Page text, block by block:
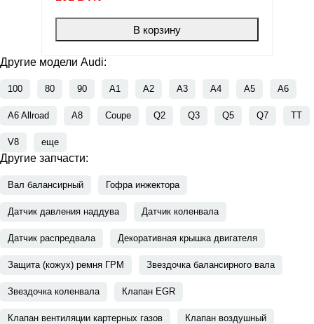
В корзину
Другие модели Audi:
100 80 90 A1 A2 A3 A4 A5 A6
A6 Allroad A8 Coupe Q2 Q3 Q5 Q7 TT
V8 еще
Другие запчасти:
Вал балансирный Гофра инжектора
Датчик давления наддува Датчик коленвала
Датчик распредвала Декоративная крышка двигателя
Защита (кожух) ремня ГРМ Звездочка балансирного вала
Звездочка коленвала Клапан EGR
Клапан вентиляции картерных газов Клапан воздушный